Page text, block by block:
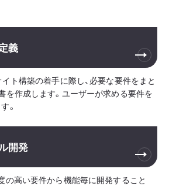
義
ト構築の着手に際し、必要な要件をまと
を作成します。ユーザーが求める要件を
。
開発
の高い要件から機能毎に開発すること